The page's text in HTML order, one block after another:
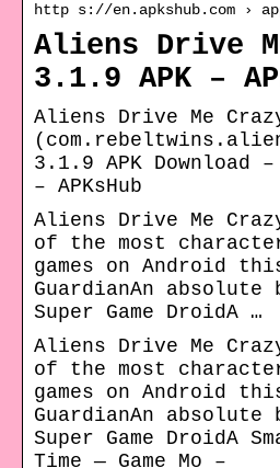
http s://en.apkshub.com ›
Aliens Drive
3.1.9 APK –
Aliens Drive Me
3.1.9 APK Download –
– APKsHub
Aliens Drive Me
of the most
games on Android
GuardianAn
Super Game DroidA …
Aliens Drive Me
of the most
games on Android
GuardianAn
Super Game DroidA
Time — Game Mo –